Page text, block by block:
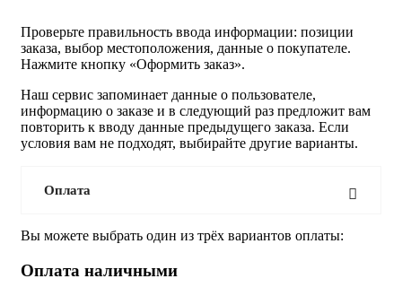
Проверьте правильность ввода информации: позиции
заказа, выбор местоположения, данные о покупателе.
Нажмите кнопку «Оформить заказ».
Наш сервис запоминает данные о пользователе,
информацию о заказе и в следующий раз предложит вам
повторить к вводу данные предыдущего заказа. Если
условия вам не подходят, выбирайте другие варианты.
Оплата
Вы можете выбрать один из трёх вариантов оплаты:
Оплата наличными